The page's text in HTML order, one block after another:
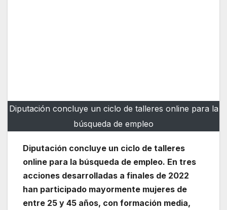
Diputación concluye un ciclo de talleres online para la
búsqueda de empleo
Diputación concluye un ciclo de talleres
online para la búsqueda de empleo. En tres
acciones desarrolladas a finales de 2022
han participado mayormente mujeres de
entre 25 y 45 años, con formación media,